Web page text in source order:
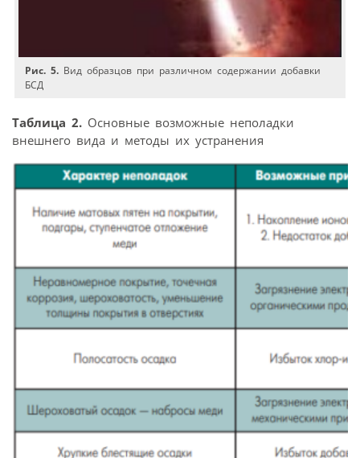
Рис. 5. Вид образцов при различном содержании добавки
БСД
Таблица 2. Основные возможные неполадки
внешнего вида и методы их устранения